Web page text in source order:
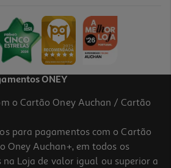
ONEY
o Cartão Oney Auchan / Cartão
para pagamentos com o Cartão
Oney Auchan+, em todos os
Loja de valor igual ou superior a